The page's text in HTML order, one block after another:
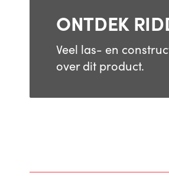
ONTDEK
Veel las- en
over dit product.